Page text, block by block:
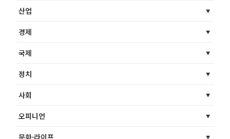
산업
경제
국제
정치
사회
오피니언
문화·라이프